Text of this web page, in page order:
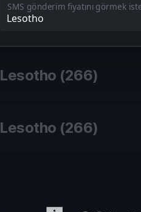
SMS gönderim fiyatını görmek
Lesotho (266)
Lesotho (266)